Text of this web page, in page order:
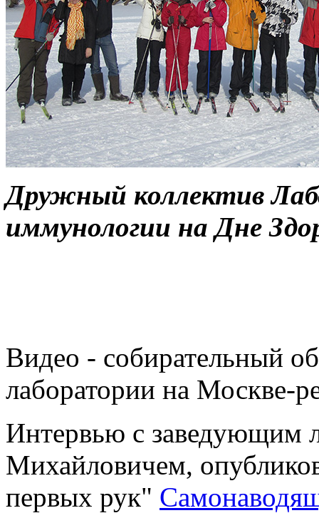
Дружный коллектив
иммунологии на Дне
Видео - собирательный
лаборатории на Москве-
Интервью с заведующим
Михайловичем,
первых рук"